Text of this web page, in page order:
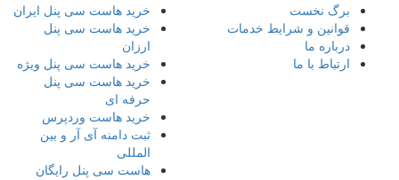
برگ نخست
قوانین و شرایط خدمات
درباره ما
ارتباط با ما
خرید هاست سی پنل ایران
خرید هاست سی پنل
ارزان
خرید هاست سی پنل ویژه
خرید هاست سی پنل
حرفه ای
خرید هاست وردپرس
ثبت دامنه آی آر و بین
المللی
هاست سی پنل رایگان